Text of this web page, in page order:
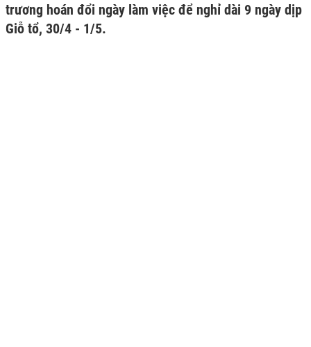
trương hoán đổi ngày làm việc để nghỉ dài 9 ngày dịp
Giỗ tổ, 30/4 - 1/5.